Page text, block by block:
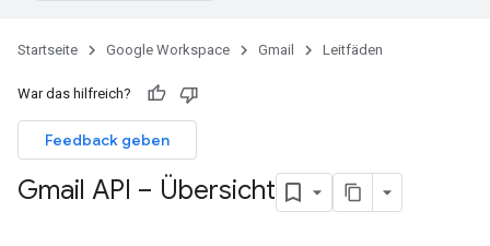
Startseite Google Workspace Gmail Leitfäden
War das hilfreich?
Feedback geben
Gmail API – Übersicht